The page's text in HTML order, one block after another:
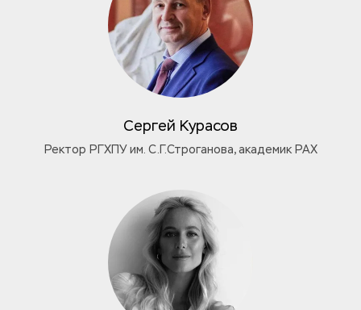
Сергей Курасов
Ректор РГХПУ им. С.Г.Строганова, академик РАХ